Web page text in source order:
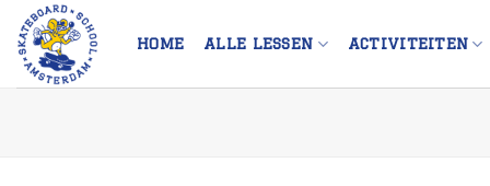
Skip
content
HOME ALLE LESSEN ACTIVITEITEN